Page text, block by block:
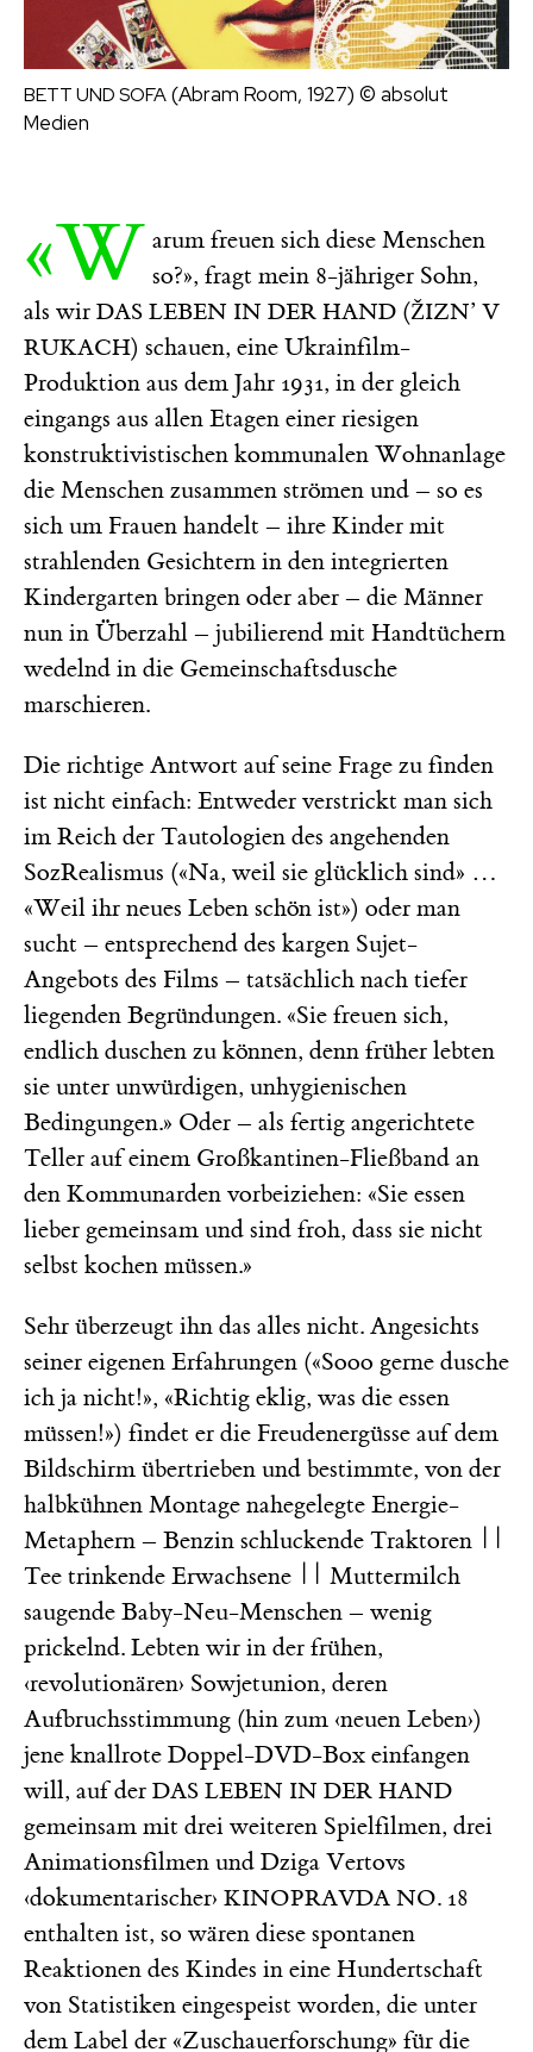
BETT UND SOFA(Abram Room, 1927) © absolut
Medien
«W arum freuen sich diese Menschen
so?», fragt mein 8-jähriger Sohn,
als wir DAS LEBEN IN DER HAND (ŽIZN’ V
RUKACH) schauen, eine Ukrainfilm-
Produktion aus dem Jahr 1931, in der gleich
eingangs aus allen Etagen einer riesigen
konstruktivistischen kommunalen Wohnanlage
die Menschen zusammen strömen und – so es
sich um Frauen handelt – ihre Kinder mit
strahlenden Gesichtern in den integrierten
Kindergarten bringen oder aber – die Männer
nun in Überzahl – jubilierend mit Handtüchern
wedelnd in die Gemeinschaftsdusche
marschieren.
Die richtige Antwort auf seine Frage zu finden
ist nicht einfach: Entweder verstrickt man sich
im Reich der Tautologien des angehenden
SozRealismus («Na, weil sie glücklich sind» …
«Weil ihr neues Leben schön ist») oder man
sucht – entsprechend des kargen Sujet-
Angebots des Films – tatsächlich nach tiefer
liegenden Begründungen. «Sie freuen sich,
endlich duschen zu können, denn früher lebten
sie unter unwürdigen, unhygienischen
Bedingungen.» Oder – als fertig angerichtete
Teller auf einem Großkantinen-Fließband an
den Kommunarden vorbeiziehen: «Sie essen
lieber gemeinsam und sind froh, dass sie nicht
selbst kochen müssen.»
Sehr überzeugt ihn das alles nicht. Angesichts
seiner eigenen Erfahrungen («Sooo gerne dusche
ich ja nicht!», «Richtig eklig, was die essen
müssen!») findet er die Freudenergüsse auf dem
Bildschirm übertrieben und bestimmte, von der
halbkühnen Montage nahegelegte Energie-
Metaphern – Benzin schluckende Traktoren ||
Tee trinkende Erwachsene || Muttermilch
saugende Baby-Neu-Menschen – wenig
prickelnd. Lebten wir in der frühen,
‹revolutionären› Sowjetunion, deren
Aufbruchsstimmung (hin zum ‹neuen Leben›)
jene knallrote Doppel-DVD-Box einfangen
will, auf der DAS LEBEN IN DER HAND
gemeinsam mit drei weiteren Spielfilmen, drei
Animationsfilmen und Dziga Vertovs
‹dokumentarischer› KINOPRAVDA NO. 18
enthalten ist, so wären diese spontanen
Reaktionen des Kindes in eine Hundertschaft
von Statistiken eingespeist worden, die unter
dem Label der «Zuschauerforschung» für die